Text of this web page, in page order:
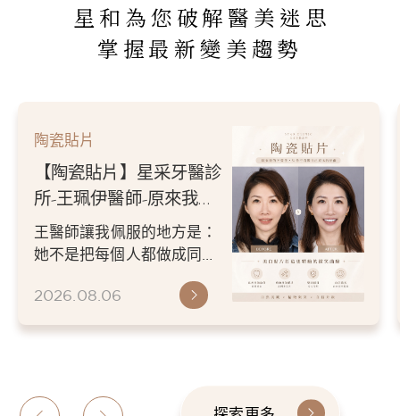
星和為您破解醫美迷思
掌握最新變美趨勢
陶瓷貼片
【陶瓷貼片】星采牙醫診
所-王珮伊醫師-原來我的
不愛笑，只是不喜歡自己
原本的牙齒
王醫師讓我佩服的地方是：
她不是把每個人都做成同一
更適合自己的樣子。 現...
2026.08.06